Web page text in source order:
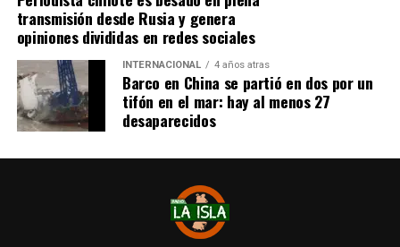
transmisión desde Rusia y genera
opiniones divididas en redes sociales
INTERNACIONAL 4 años atras
Barco en China se partió en dos por un
tifón en el mar: hay al menos 27
desaparecidos